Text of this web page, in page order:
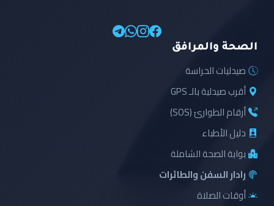
الصحة والمرافق
صيدليات الحراسة
أقرب صيدلية بالـ GPS
أرقام الطوارئ (SOS)
دليل الأطباء
بوابة الصحة الشاملة
رادار السفن والطائرات
أوقات الصلاة